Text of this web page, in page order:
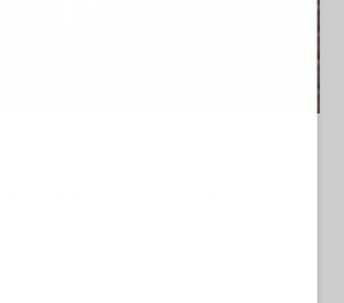
la "situación crítica" de
la normalidad tras